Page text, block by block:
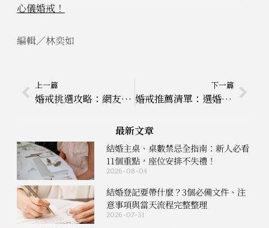
心儀婚戒！
編輯／林奕如
上一頁
上一篇
婚戒挑選攻略：網友最常發問5大婚戒問題，帶你全面詳細解析
下一篇
婚戒推薦清單：選婚戒的實用3大技巧！10款人氣對戒快收藏
最新文章
結婚主桌、桌數禁忌全指南：新人必看
11個重點，座位安排不失禮！
2026-08-04
結婚登記要帶什麼？3個必備文件、注
意事項與當天流程完整整理
2026-07-31